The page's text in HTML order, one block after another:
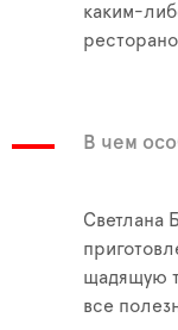
каким-
В чем
Светлана
щадящую
все